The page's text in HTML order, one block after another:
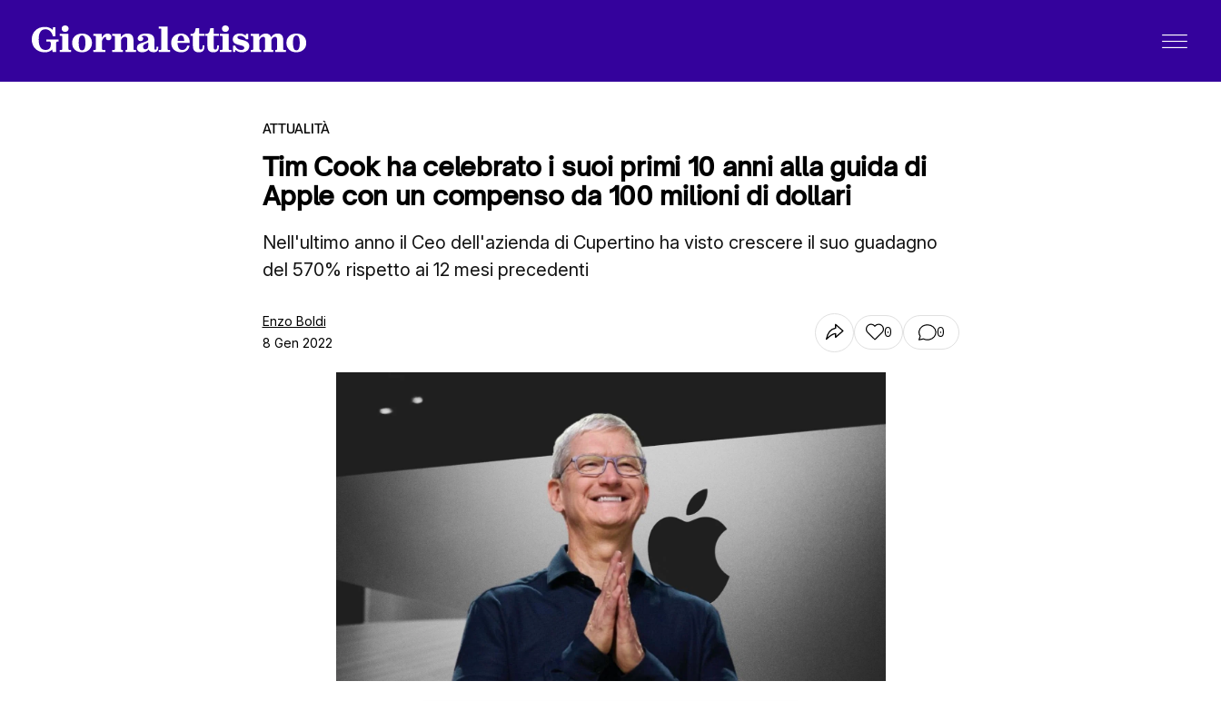
ATTUALITÀ
Tim Cook ha celebrato i suoi primi 10 anni alla guida di
Apple con un compenso da 100 milioni di dollari
Nell'ultimo anno il Ceo dell'azienda di Cupertino ha visto crescere il suo guadagno
del 570% rispetto ai 12 mesi precedenti
Enzo Boldi
8 Gen 2022
0 0